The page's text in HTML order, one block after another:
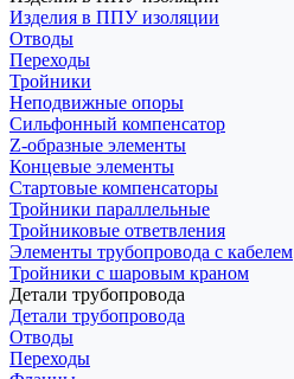
Изделия в ППУ изоляции
Отводы
Переходы
Тройники
Неподвижные опоры
Cильфонный компенсатор
Z-образные элементы
Концевые элементы
Стартовые компенсаторы
Тройники параллельные
Тройниковые ответвления
Элементы трубопровода с кабелем
Тройники с шаровым краном
Детали трубопровода
Детали трубопровода
Отводы
Переходы